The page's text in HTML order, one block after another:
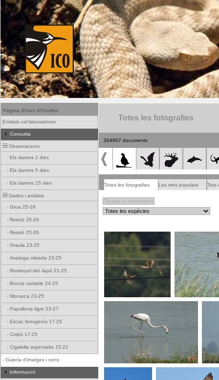
Pàgina d'inici d'Ornitho
Entitats col·laboradores
Consulta
Observacions
- Els darrers 2 dies
- Els darrers 5 dies
- Els darrers 15 dies
Dades i anàlisis
- Grua 25-26
- Reietó 25-26
- Reietó 25-26
- Graula 23-25
- Aratinga mitrada 23-25
- Rossinyol del Japó 21-25
- Brocat variable 24-25
- Monarca 23-25
- Papallona tigre 23-27
- Escac ferruginós 17-25
- Coipú 17-25
- Cigalella argentada 15-22
- Galeria d'imatges i sons
Informació
Totes les fotografies
304907 documents
Totes les fotografies Les més populars Tots